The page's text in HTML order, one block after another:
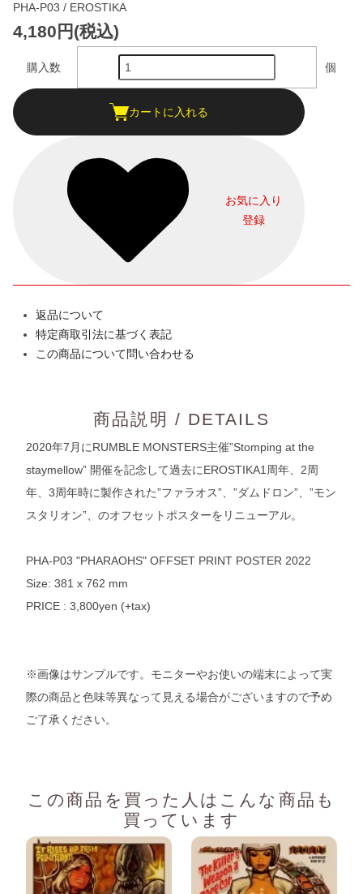
PHA-P03 / EROSTIKA
4,180円(税込)
購入数 個
カートに入れる
お気に入り
登録
返品について
特定商取引法に基づく表記
この商品について問い合わせる
商品説明 / DETAILS
2020年7月にRUMBLE MONSTERS主催”Stomping at the
staymellow” 開催を記念して過去にEROSTIKA1周年、2周
年、3周年時に製作された”ファラオス”、”ダムドロン”、”モン
スタリオン”、のオフセットポスターをリニューアル。
PHA-P03 "PHARAOHS" OFFSET PRINT POSTER 2022
Size: 381 x 762 mm
PRICE : 3,800yen (+tax)
※画像はサンプルです。モニターやお使いの端末によって実
際の商品と色味等異なって見える場合がございますので予め
ご了承ください。
この商品を買った人は こんな商品も
買っています